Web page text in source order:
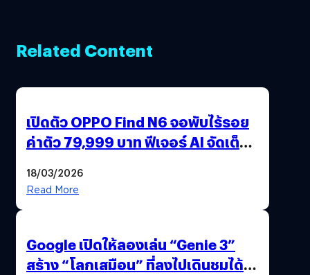
Related Content
เปิดตัว OPPO Find N6 จอพับไร้รอย
ค่าตัว 79,999 บาท ฟีเจอร์ AI จัดเต็ม
18/03/2026
Read More
Google เปิดให้ลองเล่น “Genie 3”
สร้าง “โลกเสมือน” ที่ลงไปเดินชมได้